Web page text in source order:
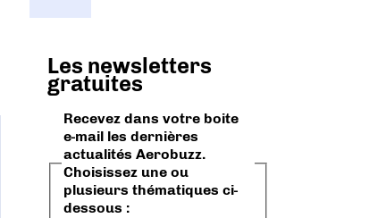
Les newsletters
gratuites
Recevez dans votre boite
e-mail les dernières
actualités Aerobuzz.
Choisissez une ou
plusieurs thématiques ci-
dessous :